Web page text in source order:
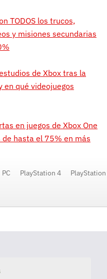
TODOS los trucos,
y misiones secundarias
de Xbox tras la
en qué videojuegos
en juegos de Xbox One
de hasta el 75% en más
PC PlayStation 4